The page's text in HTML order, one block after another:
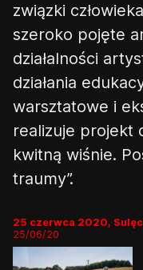
25 czerwca 2020,
25/06/20
związki
szeroko pojęte
działalności
działania
warsztatowe i
realizuje projekt
kwitną wiśnie.
traumy”.